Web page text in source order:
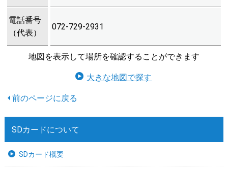
電話番号
（代表）
072-729-2931
地図を表示して場所を確認することができます
大きな地図で探す
SDカードについて
SDカード概要